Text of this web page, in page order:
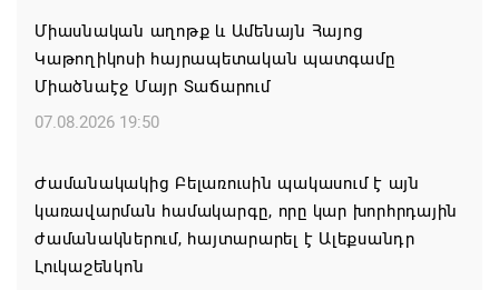
Միասնական աղոթք և Ամենայն Հայոց
Կաթողիկոսի հայրապետական պատգամը
Միածնաէջ Մայր Տաճարում
07.08.2026 19:50
Ժամանակակից Բելառուսին պակասում է այն
կառավարման համակարգը, որը կար խորհրդային
ժամանակներում, հայտարարել է Ալեքսանդր
Լուկաշենկոն